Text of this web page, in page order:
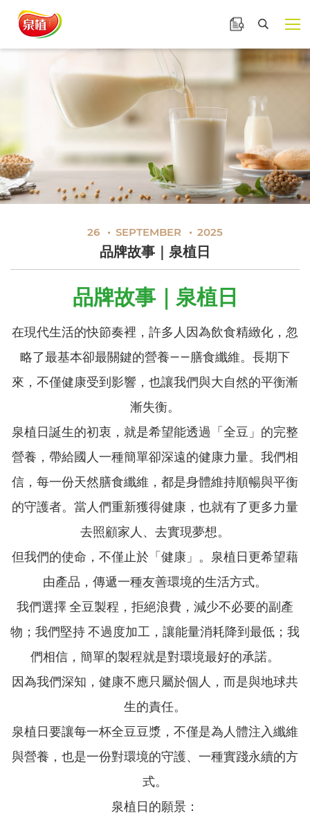
品牌故事｜泉植日
泉植食品 產品諮詢
搜尋
展開
26 SEPTEMBER 2025
品牌故事｜泉植日
品牌故事｜泉植日
在現代生活的快節奏裡，許多人因為飲食精緻化，忽
略了最基本卻最關鍵的營養——膳食纖維。長期下
來，不僅健康受到影響，也讓我們與大自然的平衡漸
漸失衡。
泉植日誕生的初衷，就是希望能透過「全豆」的完整
營養，帶給國人一種簡單卻深遠的健康力量。我們相
信，每一份天然膳食纖維，都是身體維持順暢與平衡
的守護者。當人們重新獲得健康，也就有了更多力量
去照顧家人、去實現夢想。
但我們的使命，不僅止於「健康」。泉植日更希望藉
由產品，傳遞一種友善環境的生活方式。
我們選擇 全豆製程，拒絕浪費，減少不必要的副產
物；我們堅持 不過度加工，讓能量消耗降到最低；我
們相信，簡單的製程就是對環境最好的承諾。
因為我們深知，健康不應只屬於個人，而是與地球共
生的責任。
泉植日要讓每一杯全豆豆漿，不僅是為人體注入纖維
與營養，也是一份對環境的守護、一種實踐永續的方
式。
泉植日的願景：